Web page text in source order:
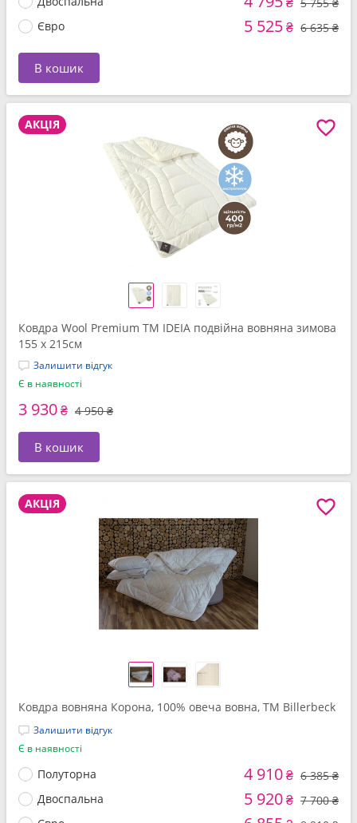
Євро
5 525₴ 6 635 ₴
В кошик
АКЦІЯ
Ковдра Wool Premium TM IDEIA подвійна вовняна зимова
155 x 215см
Залишити відгук
Є в наявності
3 930₴ 4 950 ₴
В кошик
АКЦІЯ
Ковдра вовняна Корона, 100% овеча вовна, ТМ Billerbeck
Залишити відгук
Є в наявності
Полуторна 4 910₴ 6 385 ₴
Двоспальна
5 920₴ 7 700 ₴